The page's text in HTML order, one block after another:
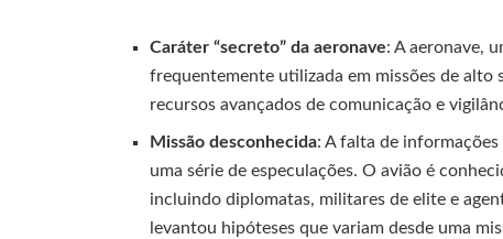
Caráter “secreto” da aeronave: A aeronave,
frequentemente utilizada em missões de alto
recursos avançados de comunicação e
Missão desconhecida: A falta de
uma série de especulações. O avião é
incluindo diplomatas, militares de elite e
levantou hipóteses que variam desde uma